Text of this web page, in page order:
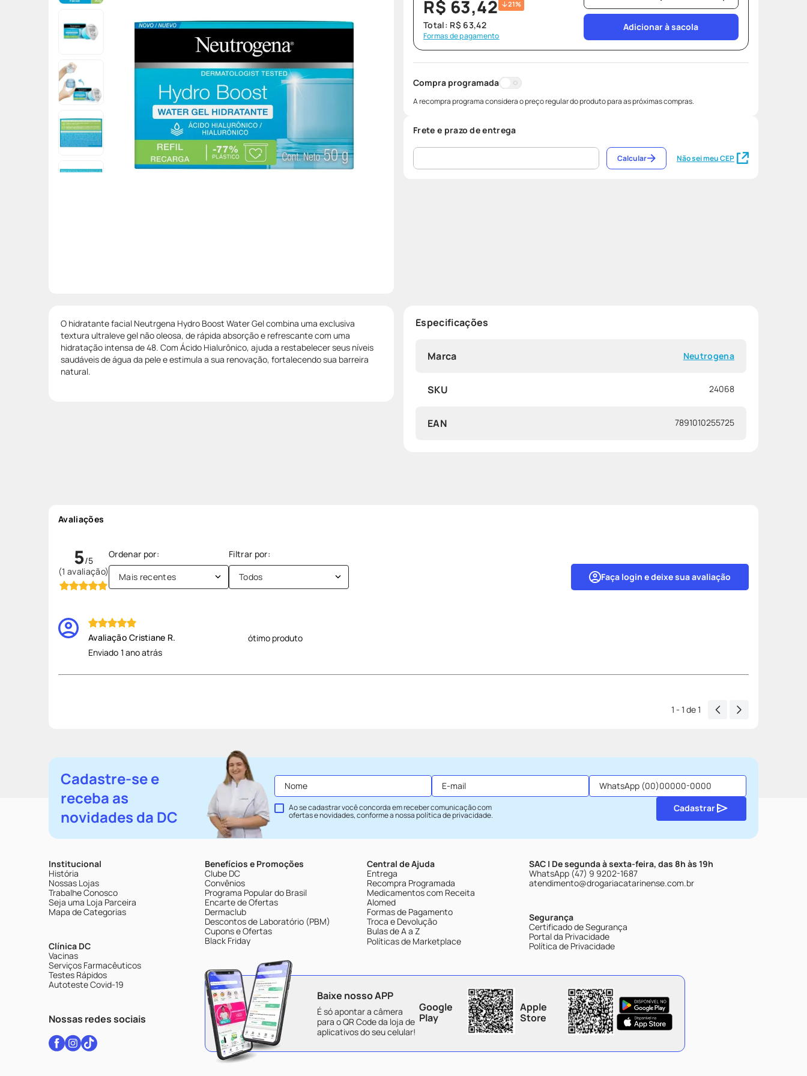
R$ 63,42 21%
Total: R$ 63,42
Formas de pagamento
Adicionar à sacola
Compra programada
A recompra programa considera o preço regular do produto para as próximas compras.
Frete e prazo de entrega
Não sei meu CEP
Calcular
O hidratante facial Neutrgena Hydro Boost Water Gel combina uma exclusiva
textura ultraleve gel não oleosa, de rápida absorção e refrescante com uma
hidratação intensa de 48. Com Ácido Hialurônico, ajuda a restabelecer seus níveis
saudáveis de água da pele e estimula a sua renovação, fortalecendo sua barreira
natural.
Especificações
Marca Neutrogena
SKU 24068
EAN 7891010255725
Avaliações
5
(1 avaliação) Faça login e deixe sua avaliação
Mais recentes Todos
Enviado 1 ano atrás
Cristiane R. ótimo produto
1 - 1 de1
Cadastre-se e
receba as
novidades da DC
Ao se cadastrar você concorda em receber comunicação com
ofertas e novidades, conforme a nossapolítica de privacidade.
Cadastrar
Institucional
História
Nossas Lojas
Trabalhe Conosco
Seja uma Loja Parceira
Mapa de Categorias
Clínica DC
Vacinas
Serviços Farmacêuticos
Testes Rápidos
Autoteste Covid-19
Nossas redes sociais
Benefícios e Promoções
Clube DC
Convênios
Programa Popular do Brasil
Encarte de Ofertas
Dermaclub
Descontos de Laboratório (PBM)
Cupons e Ofertas
Black Friday
Central de Ajuda
Entrega
Recompra Programada
Medicamentos com Receita
Alomed
Formas de Pagamento
Troca e Devolução
Bulas de A a Z
Políticas de Marketplace
SAC | De segunda à sexta-feira, das 8h às 19h
WhatsApp (47) 9 9202-1687
atendimento@drogariacatarinense.com.br
Segurança
Certificado de Segurança
Portal da Privacidade
Política de Privacidade
Baixe nosso APP
É só apontar a câmera
para o QR Code da loja de
aplicativos do seu celular!
Google
Play
Apple
Store